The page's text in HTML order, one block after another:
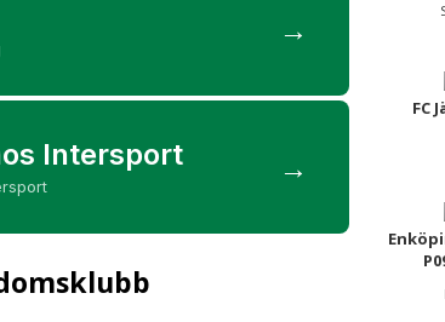
→
Intersport →
FC